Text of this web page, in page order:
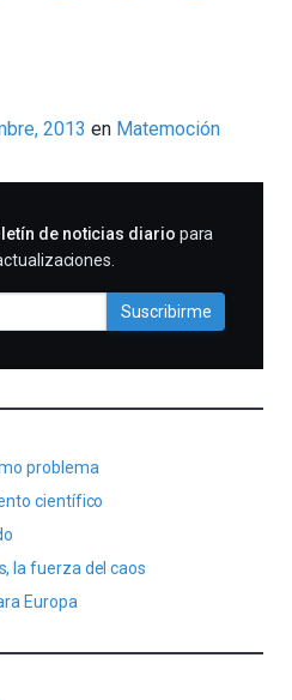
2013 en Matemoción
de noticias diario para
Suscribirme
problema
científico
la fuerza del caos
Europa